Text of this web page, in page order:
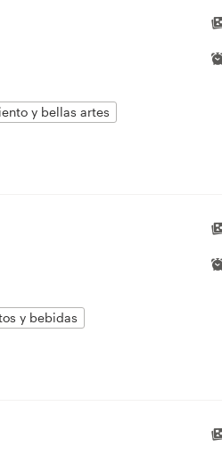
y bellas artes
y bebidas